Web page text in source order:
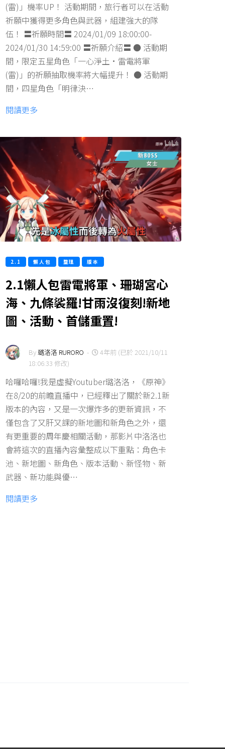
(雷)」機率UP！ 活動期間，旅行者可以在活動
祈願中獲得更多角色與武器，組建強大的隊
伍！ 〓祈願時間〓 2024/01/09 18:00:00-
2024/01/30 14:59:00 〓祈願介紹〓 ● 活動期
間，限定五星角色「一心淨土·雷電將軍
(雷)」的祈願抽取機率將大幅提升！ ● 活動期
間，四星角色「明律決…
閱讀更多
2.1 懶人包 整理 版本
2.1懶人包雷電將軍、珊瑚宮心
海、九條裟羅!甘雨沒復刻!新地
圖、活動、首儲重置!
By璐洛洛 RURORO -
4年前 (已於 2021/10/11
18:06:33 修改)
哈囉哈囉!我是虛擬Youtuber璐洛洛，《原神》
在8/20的前瞻直播中，已經釋出了關於新2.1新
版本的內容，又是一次爆炸多的更新資訊，不
僅包含了又肝又課的新地圖和新角色之外，還
有更重要的周年慶相關活動，那影片中洛洛也
會將這次的直播內容彙整成以下重點：角色卡
池、新地圖、新角色、版本活動、新怪物、新
武器、新功能與優…
閱讀更多